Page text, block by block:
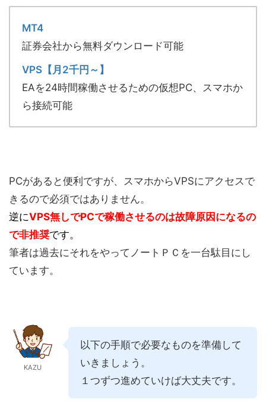
MT4
証券会社から無料ダウンロード可能
VPS【月2千円～】
EAを24時間稼働させるための仮想PC、スマホか
ら接続可能
PCがあると便利ですが、スマホからVPSにアクセスで
きるので必須ではありません。
逆にVPS無しでPCで稼働させるのは故障原因になるの
で非推奨です。
筆者は過去にそれをやってノートＰＣを一台駄目にし
ています。
KAZU
以下の手順で必要なものを準備して
いきましょう。
１つずつ進めていけば大丈夫です。